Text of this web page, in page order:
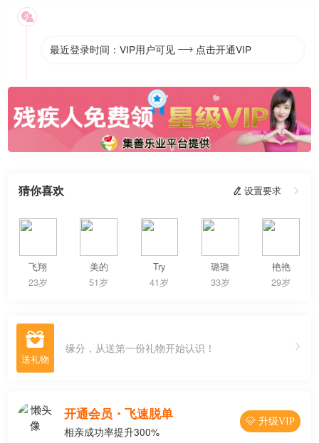

最近登录时间：VIP用户可见  点击开通VIP
猜你喜欢  设置要求 
飞翔
23岁
美的
51岁
Try
41岁
璐璐
33岁
艳艳
29岁
 缘分，从送第一份礼物开始认识！
开通会员・飞速脱单
相亲成功率提升300%
 升级VIP